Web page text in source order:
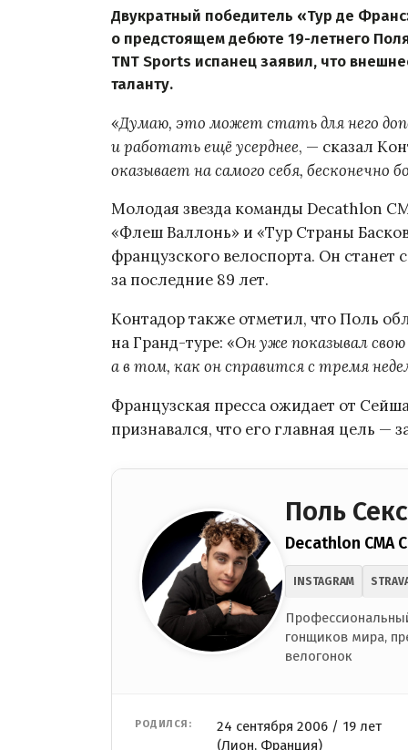
Двукратный победитель «Тур де
о предстоящем дебюте 19-летнего
TNT Sports испанец заявил, что
таланту.
«Думаю, это может стать для него
и работать ещё усерднее, — сказал
оказывает на самого себя, бесконечно
Молодая звезда команды Decathlon
«Флеш Валлонь» и «Тур Страны
французского велоспорта. Он
за последние 89 лет.
Контадор также отметил, что Поль
на Гранд-туре: «Он уже показывал
а в том, как он справится с тремя
Французская пресса ожидает от
признавался, что его главная цель —
Поль
Decathlon CMA
INSTAGRAM
гонщиков мира,
велогонок
РОДИЛСЯ:
24 сентября 2006 / 19 лет
(Лион, Франция)